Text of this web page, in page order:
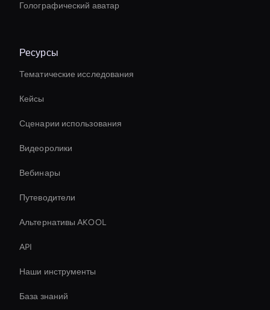
Голографический аватар
Ресурсы
Тематические исследования
Кейсы
Сценарии использования
Видеоролики
Вебинары
Путеводители
Альтернативы AKOOL
API
Наши инструменты
База знаний